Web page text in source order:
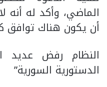
الماضي، وأكد له
أن يكون هناك توافق
النظام رفض عديد
الدستورية السورية”